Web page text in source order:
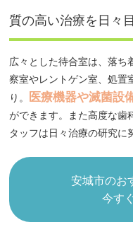
質の高い治療を日々
広々とした待合室は、落ち
察室やレントゲン室、処置
り。
医療機器や滅菌設
ができます。また高度な歯
タッフは日々治療の研究に
安城市のお
今す